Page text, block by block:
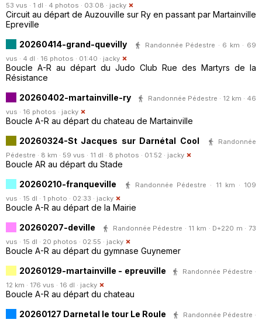
53 vus · 1 dl · 4 photos · 03:08 · jacky
Circuit au départ de Auzouville sur Ry en passant par Martainville
Epreville
20260414-grand-quevilly
Randonnée Pédestre · 6 km · 69
vus · 4 dl · 16 photos · 01:40 · jacky
Boucle A-R au départ du Judo Club Rue des Martyrs de la
Résistance
20260402-martainville-ry
Randonnée Pédestre · 12 km · 46
vus · 16 photos · jacky
Boucle A-R au départ du chateau de Martainville
20260324-St Jacques sur Darnétal Cool
Randonnée
Pédestre · 8 km · 59 vus · 11 dl · 8 photos · 01:52 · jacky
Boucle AR au départ du Stade
20260210-franqueville
Randonnée Pédestre · 11 km · 109
vus · 15 dl · 1 photo · 02:33 · jacky
Boucle A-R au départ de la Mairie
20260207-deville
Randonnée Pédestre · 11 km · D+220 m · 73
vus · 15 dl · 20 photos · 02:55 · jacky
Boucle A-R au départ du gymnase Guynemer
20260129-martainville - epreuville
Randonnée Pédestre ·
12 km · 176 vus · 16 dl · jacky
Boucle A-R au départ du chateau
20260127 Darnetal le tour Le Roule
Randonnée Pédestre ·